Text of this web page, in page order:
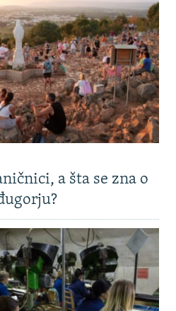
a šta se zna o